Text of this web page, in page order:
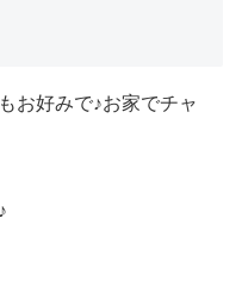
お好みで♪お家でチャ